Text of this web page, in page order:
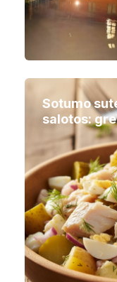
Sotumo
salotos: